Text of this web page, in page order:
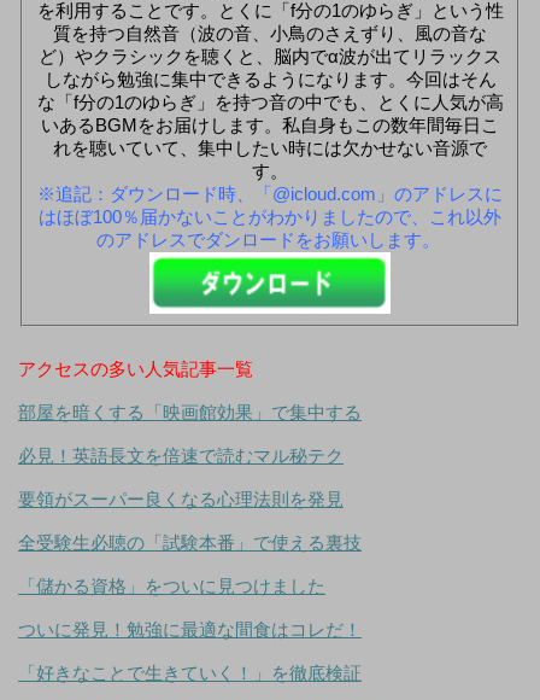
を利用することです。とくに「f分の1のゆらぎ」という性
質を持つ自然音（波の音、小鳥のさえずり、風の音な
ど）やクラシックを聴くと、脳内でα波が出てリラックス
しながら勉強に集中できるようになります。今回はそん
な「f分の1のゆらぎ」を持つ音の中でも、とくに人気が高
いあるBGMをお届けします。私自身もこの数年間毎日こ
れを聴いていて、集中したい時には欠かせない音源で
す。
※追記：ダウンロード時、「@icloud.com」のアドレスに
はほぼ100％届かないことがわかりましたので、これ以外
のアドレスでダンロードをお願いします。
アクセスの多い人気記事一覧
部屋を暗くする「映画館効果」で集中する
必見！英語長文を倍速で読むマル秘テク
要領がスーパー良くなる心理法則を発見
全受験生必聴の「試験本番」で使える裏技
「儲かる資格」をついに見つけました
ついに発見！勉強に最適な間食はコレだ！
「好きなことで生きていく！」を徹底検証